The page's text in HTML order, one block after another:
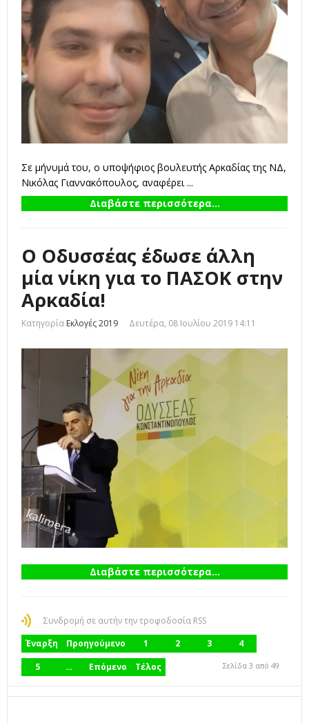
Σε μήνυμά του, ο υποψήφιος βουλευτής Αρκαδίας της ΝΔ,
Νικόλας Γιαννακόπουλος, αναφέρει ...
Διαβάστε περισσότερα...
Ο Οδυσσέας έδωσε άλλη
μία νίκη για το ΠΑΣΟΚ στην
Αρκαδία!
Κατηγορία Εκλογές 2019 Δευτέρα, 08 Ιουλίου 2019 14:11
Διαβάστε περισσότερα...
Συνδρομή σε αυτήν την τροφοδοσία RSS
Έναρξη
Προηγούμενο 1 2 3
4
5
… Επόμενο Τέλος Σελίδα 3 από 49